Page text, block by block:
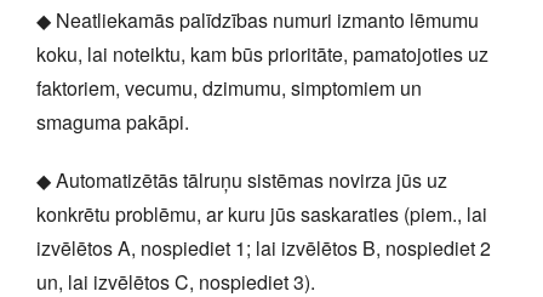
◆ Neatliekamās palīdzības numuri izmanto lēmumu
koku, lai noteiktu, kam būs prioritāte, pamatojoties uz
faktoriem, vecumu, dzimumu, simptomiem un
smaguma pakāpi.
◆ Automatizētās tālruņu sistēmas novirza jūs uz
konkrētu problēmu, ar kuru jūs saskaraties (piem., lai
izvēlētos A, nospiediet 1; lai izvēlētos B, nospiediet 2
un, lai izvēlētos C, nospiediet 3).